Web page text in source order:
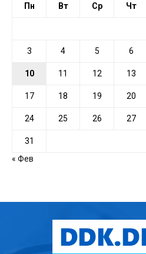
Пн Вт Ср Чт
3 4 5 6
10 11 12 13
17 18 19 20
24 25 26 27
31
« Фев